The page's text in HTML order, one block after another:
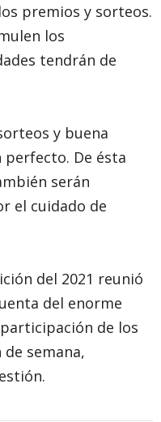
premios y sorteos.
los
tendrán de
y buena
De ésta
serán
el cuidado de
del 2021 reunió
del enorme
de los
semana,